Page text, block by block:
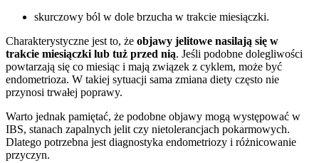
skurczowy ból w dole brzucha w trakcie miesiączki.
Charakterystyczne jest to, że objawy jelitowe nasilają się w
trakcie miesiączki lub tuż przed nią. Jeśli podobne dolegliwości
powtarzają się co miesiąc i mają związek z cyklem, może być
endometrioza. W takiej sytuacji sama zmiana diety często nie
przynosi trwałej poprawy.
Warto jednak pamiętać, że podobne objawy mogą występować w
IBS, stanach zapalnych jelit czy nietolerancjach pokarmowych.
Dlatego potrzebna jest diagnostyka endometriozy i różnicowanie
przyczyn.